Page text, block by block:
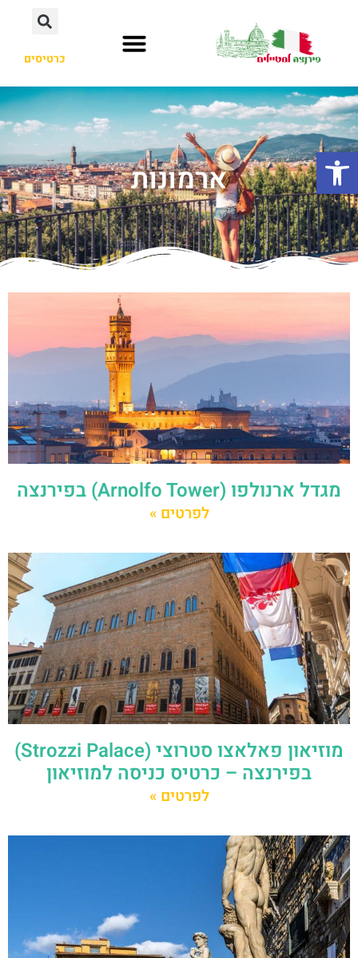
כרטיסים
ארמונות
מגדל ארנולפו (Arnolfo Tower) בפירנצה
לפרטים »
מוזיאון פאלאצו סטרוצי (Strozzi Palace)
בפירנצה – כרטיס כניסה למוזיאון
לפרטים »
פתח סרגל נגישות